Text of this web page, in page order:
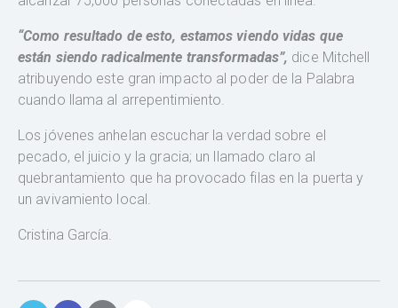
“Como resultado de esto, estamos viendo vidas que
están siendo radicalmente transformadas”, dice Mitchell
atribuyendo este gran impacto al poder de la Palabra
cuando llama al arrepentimiento.
Los jóvenes anhelan escuchar la verdad sobre el
pecado, el juicio y la gracia; un llamado claro al
quebrantamiento que ha provocado filas en la puerta y
un avivamiento local.
Cristina García.